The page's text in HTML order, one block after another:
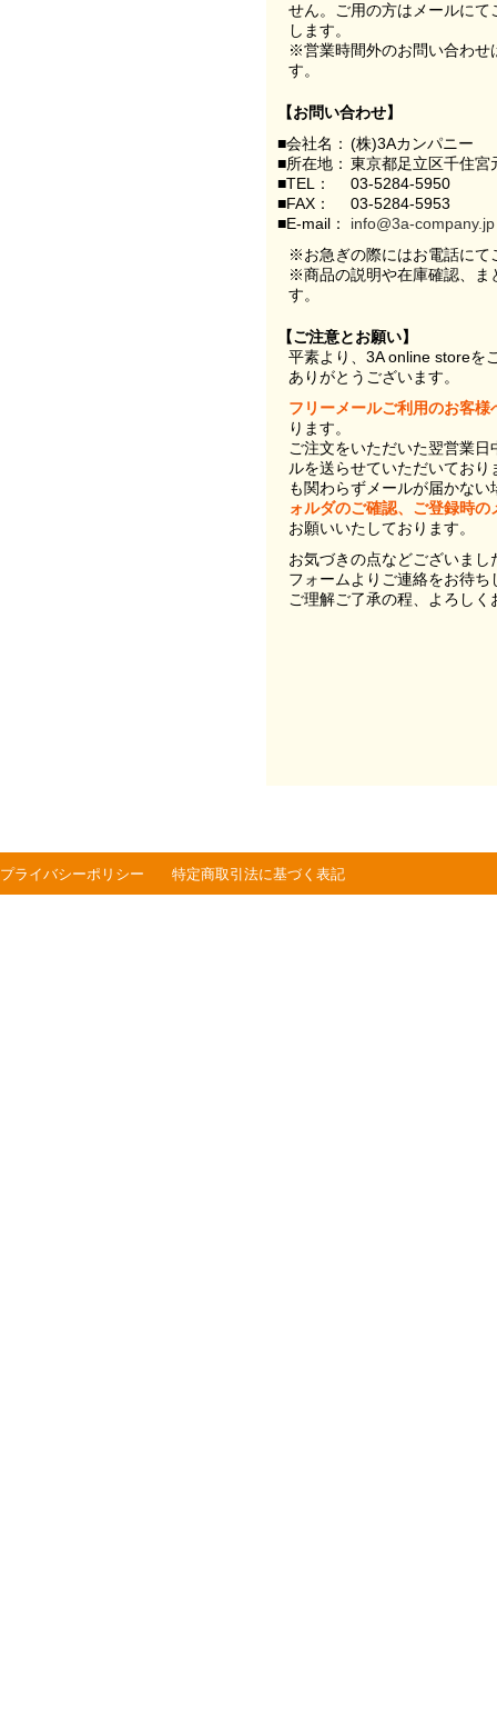
せん。ご用の方はメールに
します。
※営業時間外のお問い合わせ
す。
【お問い合わせ】
■会社名： (株)3Aカンパニー
■所在地： 東京都足立区千住
■TEL：
03-5284-5950
■FAX：
03-5284-5953
■E-mail：
info@3a-company.jp
※お急ぎの際にはお電話にて
※商品の説明や在庫確認、ま
す。
【ご注意とお願い】
平素より、3A online storeを
ありがとうございます。
フリーメールご利用のお客様
ります。
ご注文をいただいた翌営業
ルを送らせていただいてお
も関わらずメールが届かない
ォルダのご確認、ご登録時
お願いいたしております。
お気づきの点などございま
フォームよりご連絡をお待ち
ご理解ご了承の程、よろし
プライバシーポリシー 特定商取引法に基づく表記